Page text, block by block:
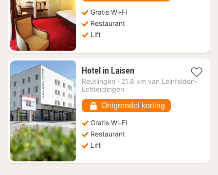
Gratis Wi-Fi
Restaurant
Lift
Hotel in Laisen1
nacht
130,17
Reutlingen · 21.8 km van Leinfelden-
Echterdingen
Ontgrendel korting
Gratis Wi-Fi
Restaurant
Lift